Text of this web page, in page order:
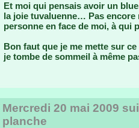
Et moi qui pensais avoir un
la joie tuvaluenne… Pas encore
personne en face de moi, à qui
Bon faut que je me mette sur
je tombe de sommeil à même
Mercredi 20 mai 2009
planche